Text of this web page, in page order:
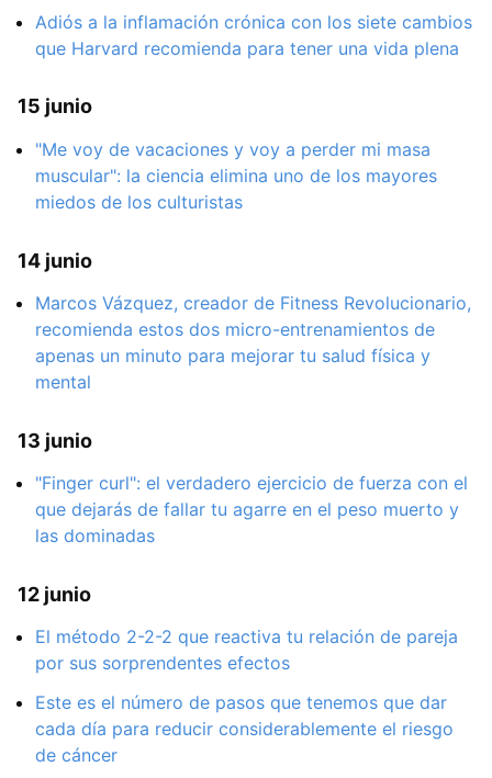
Adiós a la inflamación crónica con los siete cambios
que Harvard recomienda para tener una vida plena
15 junio
"Me voy de vacaciones y voy a perder mi masa
muscular": la ciencia elimina uno de los mayores
miedos de los culturistas
14 junio
Marcos Vázquez, creador de Fitness Revolucionario,
recomienda estos dos micro-entrenamientos de
apenas un minuto para mejorar tu salud física y
mental
13 junio
"Finger curl": el verdadero ejercicio de fuerza con el
que dejarás de fallar tu agarre en el peso muerto y
las dominadas
12 junio
El método 2-2-2 que reactiva tu relación de pareja
por sus sorprendentes efectos
Este es el número de pasos que tenemos que dar
cada día para reducir considerablemente el riesgo
de cáncer